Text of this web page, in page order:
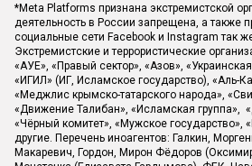
*Meta Platforms признана экстремистской
деятельность в России запрещена, а также
социальные сети Facebook и Instagram так
Экстремистские и террористические
«АУЕ», «Правый сектор», «Азов»,
«ИГИЛ» (ИГ, Исламское государство), «Аль-
«Меджлис крымско-татарского народа»,
«Движение Талибан», «Исламская группа»,
«Чёрный комитет», «Мужское государство»,
другие. Перечень иноагентов: Галкин,
Макаревич, Гордон, Мирон Фёдоров